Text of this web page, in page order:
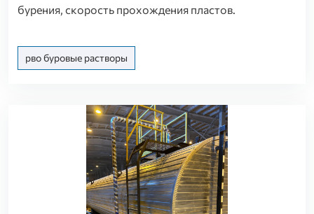
бурения, скорость прохождения пластов.
рво буровые растворы